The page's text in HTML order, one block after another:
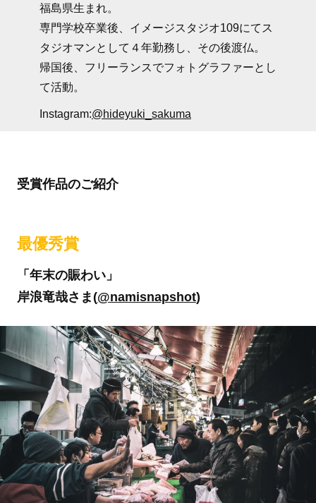
福島県生まれ。
専門学校卒業後、イメージスタジオ109にてス
タジオマンとして４年勤務し、その後渡仏。
帰国後、フリーランスでフォトグラファーとし
て活動。
Instagram:@hideyuki_sakuma
受賞作品のご紹介
最優秀賞
「年末の賑わい」
岸浪竜哉さま(@namisnapshot)